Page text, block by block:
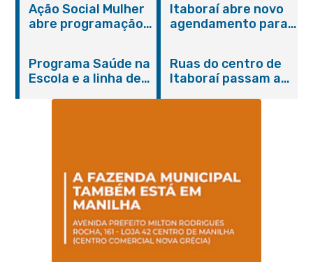
Ação Social Mulher
abre programação
serviços gratuitos e
orientações
Itaboraí abre novo
agendamento para
Programa Saúde na
Escola e a linha de
Magalhães Seabra
Ruas do centro de
Itaboraí passam a